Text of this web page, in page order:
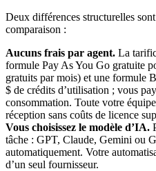
Deux différences structurelles
comparaison :
Aucuns frais par agent. La
formule Pay As You Go gratuite
gratuits par mois) et une formule
$ de crédits d’utilisation ; vous
consommation. Toute votre
réception sans coûts de licence
Vous choisissez le modèle d’IA.
tâche : GPT, Claude, Gemini ou
automatiquement. Votre
d’un seul fournisseur.